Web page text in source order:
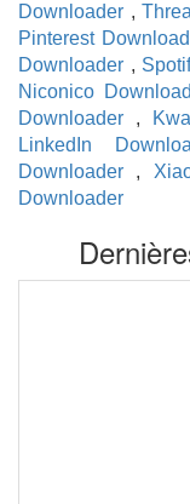
Downloader ,
Pinterest
Downloader ,
Niconico
Downloader ,
LinkedIn
Downloader ,
Downloader